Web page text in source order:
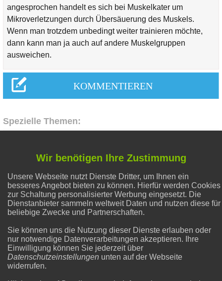
angesprochen handelt es sich bei Muskelkater um
Mikroverletzungen durch Übersäuerung des Muskels.
Wenn man trotzdem unbedingt weiter trainieren möchte,
dann kann man ja auch auf andere Muskelgruppen
ausweichen.
Spezielle Themen:
Hausmittel Zitrone
Abnehmen
Natron und Backpulver
Wir benötigen Ihre Zustimmung
Unsere Webseite nutzt Dienste Dritter, um Ihnen ein
besseres Angebot bieten zu können. Hierfür werden Cookies
zur Schaltung personalisierter Werbung eingesetzt. Die
Dienstanbieter sammeln weltweit Daten und nutzen diese für
beliebige Zwecke und Partnerschaften.
Sie können uns die Nutzung dieser Dienste erlauben oder
nur notwendige Datenverarbeitungen akzeptieren. Ihre
Einwilligung können Sie jederzeit über
Datenschutzeinstellungen unten auf der Webseite
widerrufen.